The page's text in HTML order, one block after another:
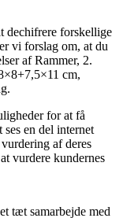
dechifrere forskellige
vi forslag om, at du
af Rammer, 2.
cm,
for at få
en del internet
af deres
vurdere kundernes
tæt samarbejde med